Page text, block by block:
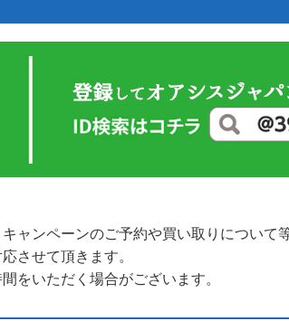
ャンペーンのご予約や買い取りについて
させて頂きます。
をいただく場合がございます。